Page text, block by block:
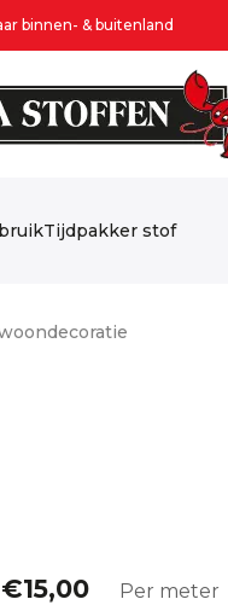
binnen- & buitenland
Tijdpakker stof
€15,00 Per meter